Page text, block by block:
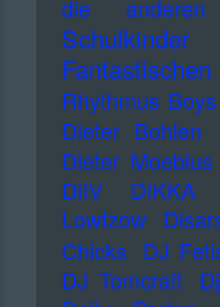
die anderen
Schulkinder
Rhythmus Boys
Dieter Bohlen
Dieter Moebius
DiIV DIKKA
Lowtzow
Chicks DJ
DJ Tomcraft